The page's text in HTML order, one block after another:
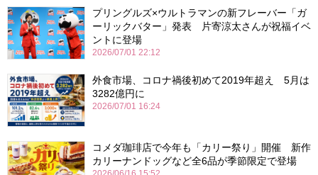
プリングルズ×ウルトラマンの新フレーバー「ガ
ーリックバター」発表 片寄涼太さんが祝福イベ
ントに登場
2026/07/01 22:12
外食市場、コロナ禍後初めて2019年超え 5月は
3282億円に
2026/07/01 16:24
コメダ珈琲店で今年も「カリー祭り」開催 新作
カリーナンドッグなど全6品が季節限定で登場